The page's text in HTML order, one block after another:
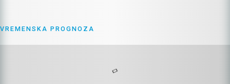
VREMENSKA PROGNOZA